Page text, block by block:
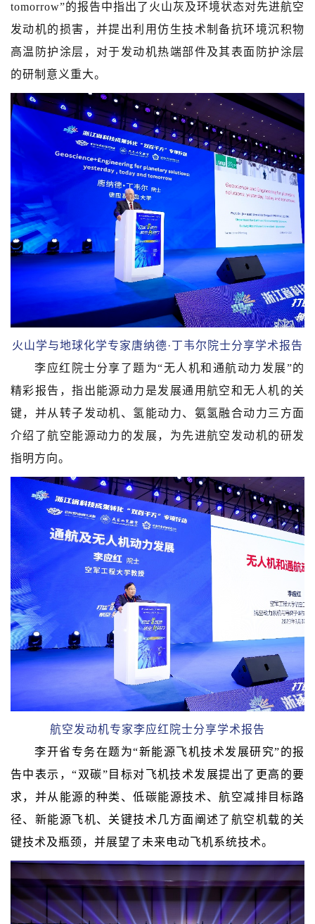
tomorrow”的报告中指出了火山灰及环境状态对先进航空
发动机的损害，并提出利用仿生技术制备抗环境沉积物
高温防护涂层，对于发动机热端部件及其表面防护涂层
的研制意义重大。
火山学与地球化学专家唐纳德·丁韦尔院士分享学术报告
李应红院士分享了题为“无人机和通航动力发展”的
精彩报告，指出能源动力是发展通用航空和无人机的关
键，并从转子发动机、氢能动力、氨氢融合动力三方面
介绍了航空能源动力的发展，为先进航空发动机的研发
指明方向。
航空发动机专家李应红院士分享学术报告
李开省专务在题为“新能源飞机技术发展研究”的报
告中表示，“双碳”目标对飞机技术发展提出了更高的要
求，并从能源的种类、低碳能源技术、航空减排目标路
径、新能源飞机、关键技术几方面阐述了航空机载的关
键技术及瓶颈，并展望了未来电动飞机系统技术。